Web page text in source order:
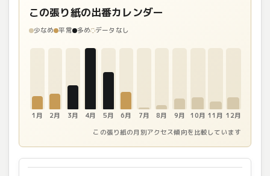
この張り紙の出番カレンダー
少なめ 平常 多め データなし
1月 2月 3月 4月 5月 6月 7月 8月 9月 10月 11月 12月
この張り紙の月別アクセス傾向を比較しています